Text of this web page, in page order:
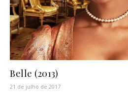
Belle (2013)
21 de julho de 2017